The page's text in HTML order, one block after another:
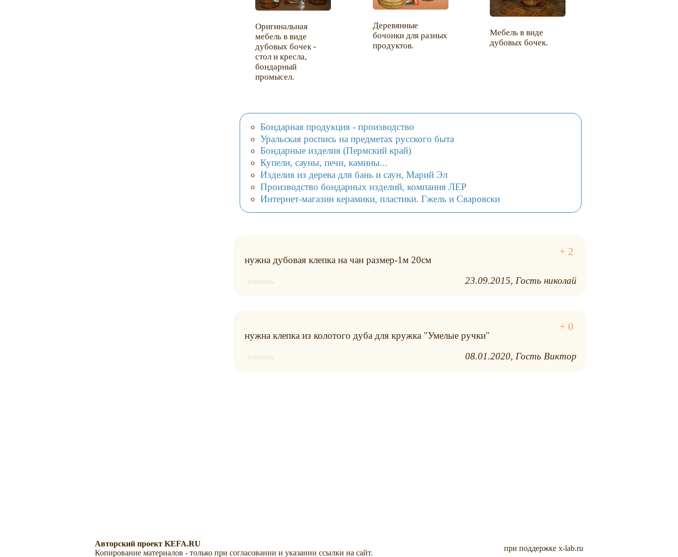
Оригинальная
мебель в виде
дубовых бочек -
стол и кресла,
бондарный
промысел.
Деревянные
бочонки для разных
продуктов.
Мебель в виде
дубовых бочек.
Бондарная продукция - производство
Уральская роспись на предметах русского быта
Бондарные изделия (Пермский край)
Купели, сауны, печи, камины...
Изделия из дерева для бань и саун, Марий Эл
Производство бондарных изделий, компания ЛЕР
Интернет-магазин керамики, пластики. Гжель и Сваровски
нужна дубовая клепка на чан размер-1м 20см
ответить 23.09.2015 Гость николай
нужна клепка из колотого дуба для кружка "Умелые ручки"
ответить 08.01.2020 Гость Виктор
Авторский проект KEFA.RU
Копирование материалов - только при согласовании и указании ссылки на сайт.
при поддержке x-lab.ru